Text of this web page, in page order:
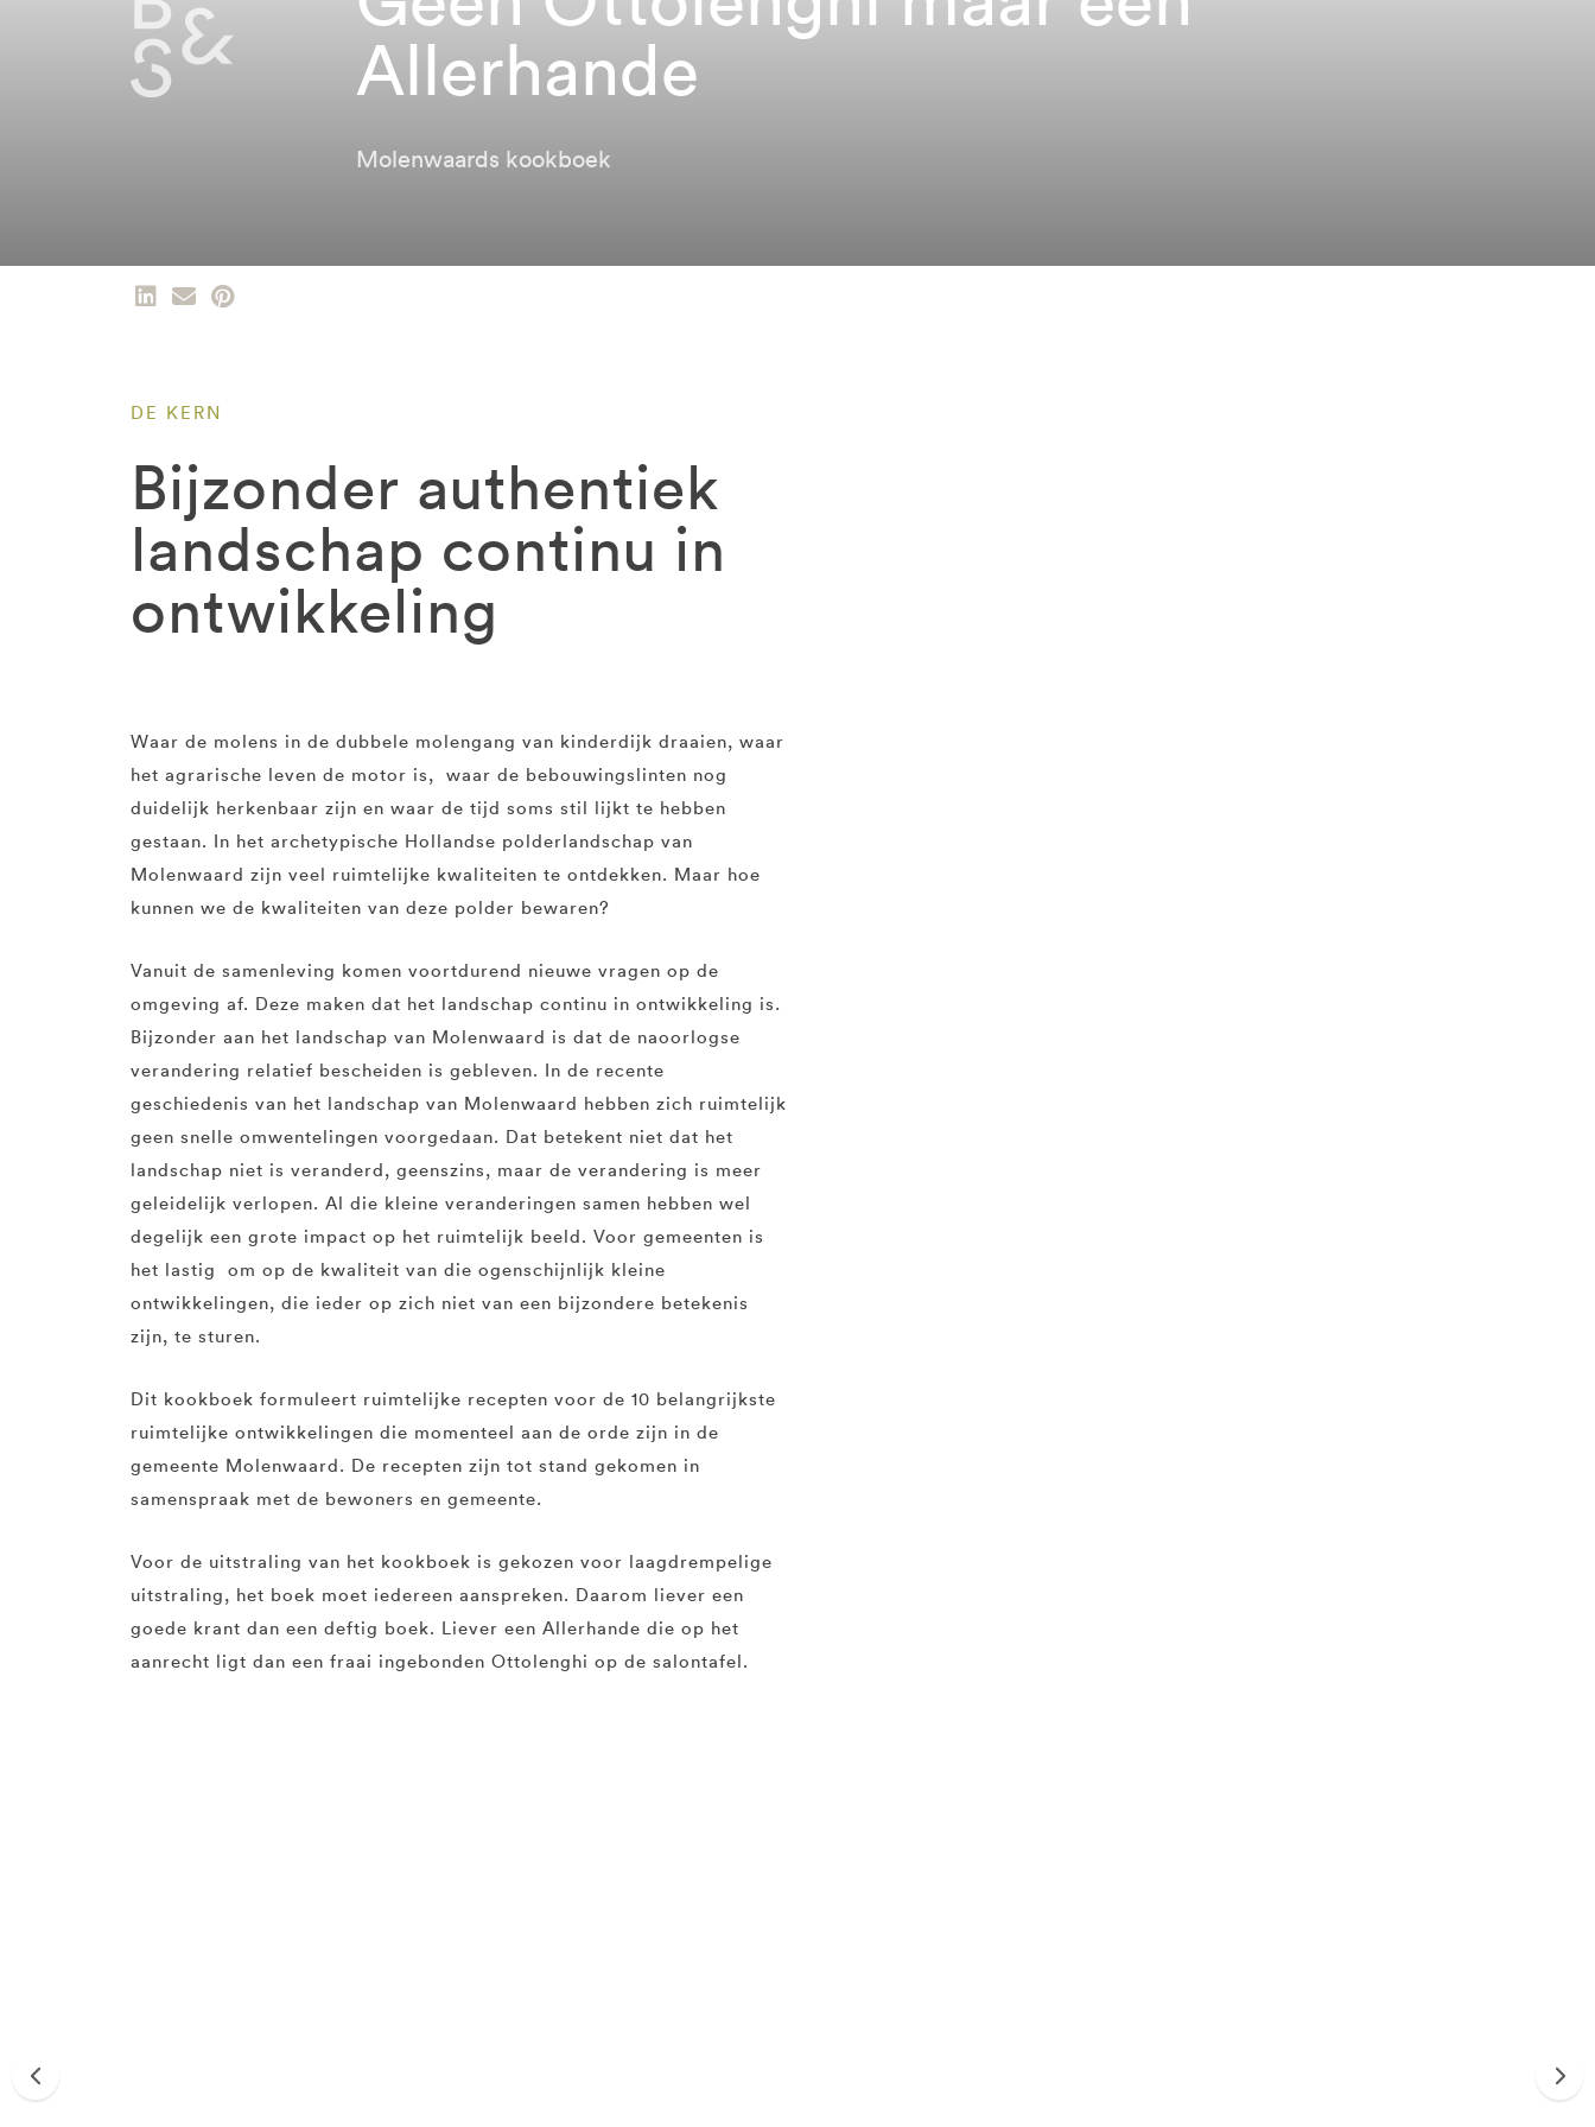
Allerhande
Molenwaards kookboek
DE KERN
Bijzonder authentiek
landschap continu in
ontwikkeling
Waar de molens in de dubbele molengang van kinderdijk draaien, waar
het agrarische leven de motor is, waar de bebouwingslinten nog
duidelijk herkenbaar zijn en waar de tijd soms stil lijkt te hebben
gestaan. In het archetypische Hollandse polderlandschap van
Molenwaard zijn veel ruimtelijke kwaliteiten te ontdekken. Maar hoe
kunnen we de kwaliteiten van deze polder bewaren?
Vanuit de samenleving komen voortdurend nieuwe vragen op de
omgeving af. Deze maken dat het landschap continu in ontwikkeling is.
Bijzonder aan het landschap van Molenwaard is dat de naoorlogse
verandering relatief bescheiden is gebleven. In de recente
geschiedenis van het landschap van Molenwaard hebben zich ruimtelijk
geen snelle omwentelingen voorgedaan. Dat betekent niet dat het
landschap niet is veranderd, geenszins, maar de verandering is meer
geleidelijk verlopen. Al die kleine veranderingen samen hebben wel
degelijk een grote impact op het ruimtelijk beeld. Voor gemeenten is
het lastig om op de kwaliteit van die ogenschijnlijk kleine
ontwikkelingen, die ieder op zich niet van een bijzondere betekenis
zijn, te sturen.
Dit kookboek formuleert ruimtelijke recepten voor de 10 belangrijkste
ruimtelijke ontwikkelingen die momenteel aan de orde zijn in de
gemeente Molenwaard. De recepten zijn tot stand gekomen in
samenspraak met de bewoners en gemeente.
Voor de uitstraling van het kookboek is gekozen voor laagdrempelige
uitstraling, het boek moet iedereen aanspreken. Daarom liever een
goede krant dan een deftig boek. Liever een Allerhande die op het
aanrecht ligt dan een fraai ingebonden Ottolenghi op de salontafel.